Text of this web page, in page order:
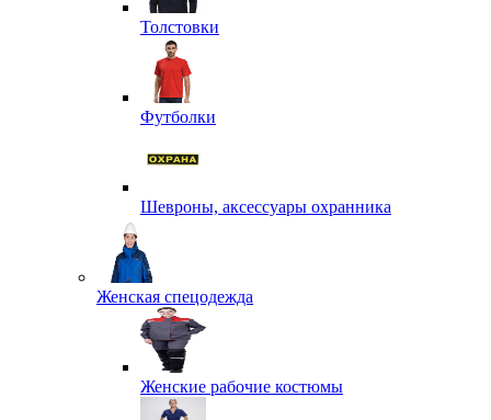
Толстовки
Футболки
Шевроны, аксессуары охранника
Женская спецодежда
Женские рабочие костюмы